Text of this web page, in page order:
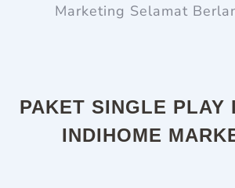
Marketing Selamat
PAKET SINGLE PLAY
INDIHOME